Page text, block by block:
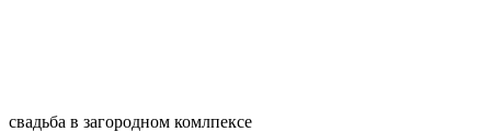
свадьба в загородном комлпексе